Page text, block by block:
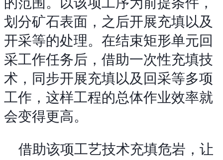
划分矿石表面，之后开展充填以及
开采等的处理。在结束矩形单元回
采工作任务后，借助一次性充填技
术，同步开展充填以及回采等多项
工作，这样工程的总体作业效率就
会变得更高。
借助该项工艺技术充填危岩，让